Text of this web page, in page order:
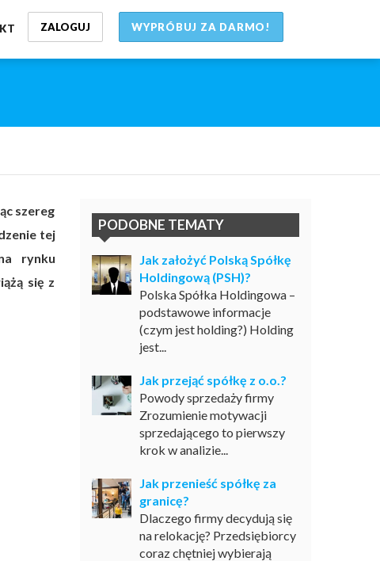
WYPRÓBUJ ZA DARMO!
ZALOGUJ
szereg
tej
rynku
się z
PODOBNE TEMATY
Jak założyć Polską Spółkę
Holdingową (PSH)?
Polska Spółka Holdingowa –
podstawowe informacje
(czym jest holding?) Holding
jest...
Jak przejąć spółkę z o.o.?
Powody sprzedaży firmy
Zrozumienie motywacji
sprzedającego to pierwszy
krok w analizie...
Jak przenieść spółkę za
granicę?
Dlaczego firmy decydują się
na relokację? Przedsiębiorcy
coraz chętniej wybierają